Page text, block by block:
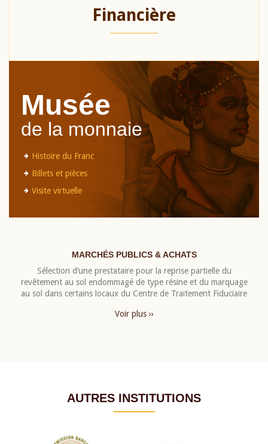
Financière
Musée
de la monnaie
Histoire du Franc
Billets et pièces
Visite virtuelle
MARCHÉS PUBLICS & ACHATS
Sélection d’une prestataire pour la reprise partielle du
revêtement au sol endommagé de type résine et du marquage
au sol dans certains locaux du Centre de Traitement Fiduciaire
Voir plus ››
AUTRES INSTITUTIONS